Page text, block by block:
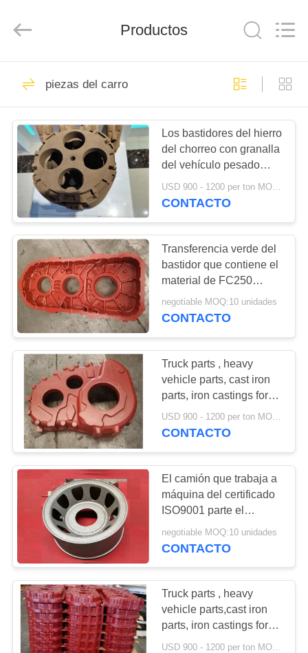
HOGAR
PRODUCTOS
SOBRE
NOSOTROS
VIAJE
DE
LA
FÁBRICA
CONTROL
DE
CALIDAD
ÉNTRENOS
EN
CONTACTO
CON
NOTICIAS
PIDA
UNA
CITA
Forging
Factory.
Reserved.
Reparto de piezas
de hierro
Bastidores del
hierro gris
23
Bastidores del ADI
Peso contrario
Productos
piezas del carro
Los bastidores del hierro
del chorreo con granalla
del vehículo pesado
acarrean piezas
USD 900 - 1200 per ton MOQ:50 unidades
CONTACTO
Transferencia verde del
bastidor que contiene el
material de FC250
GG250 HT250 para el
camión
negotiable MOQ:10 unidades
CONTACTO
Truck parts , heavy
vehicle parts, cast iron
parts, iron castings for
transfer case
USD 900 - 1200 per ton MOQ:10 unidades
CONTACTO
El camión que trabaja a
máquina del certificado
ISO9001 parte el
servicio del OEM del eje
de rueda disponible
negotiable MOQ:10 unidades
CONTACTO
Truck parts , heavy
vehicle parts,cast iron
parts, iron castings for
transmission case
USD 900 - 1200 per ton MOQ:10 unidades